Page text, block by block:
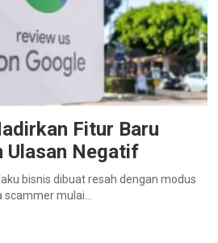
Fitur Baru
Ulasan Negatif
bisnis dibuat resah dengan modus
scammer mulai…